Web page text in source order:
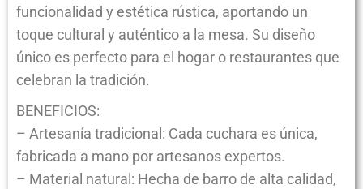
funcionalidad y estética rústica, aportando un
toque cultural y auténtico a la mesa. Su diseño
único es perfecto para el hogar o restaurantes que
celebran la tradición.
BENEFICIOS:
– Artesanía tradicional: Cada cuchara es única,
fabricada a mano por artesanos expertos.
– Material natural: Hecha de barro de alta calidad,